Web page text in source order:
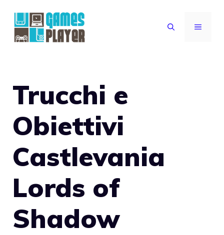
contenuto
MENU
Trucchi e
Obiettivi
Castlevania
Lords of
Shadow